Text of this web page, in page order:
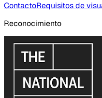
ContactoRequisitos de
Reconocimiento